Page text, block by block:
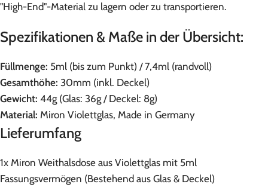
"High-End"-Material zu lagern oder zu transportieren.
Spezifikationen & Maße in der Übersicht:
Füllmenge: 5ml (bis zum Punkt) / 7,4ml (randvoll)
Gesamthöhe: 30mm (inkl. Deckel)
Gewicht: 44g (Glas: 36g / Deckel: 8g)
Material: Miron Violettglas, Made in Germany
Lieferumfang
1x Miron Weithalsdose aus Violettglas mit 5ml
Fassungsvermögen (Bestehend aus Glas & Deckel)